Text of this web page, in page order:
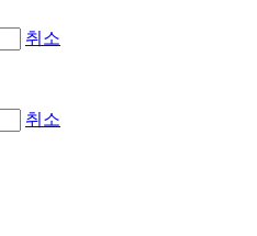
취소
취소